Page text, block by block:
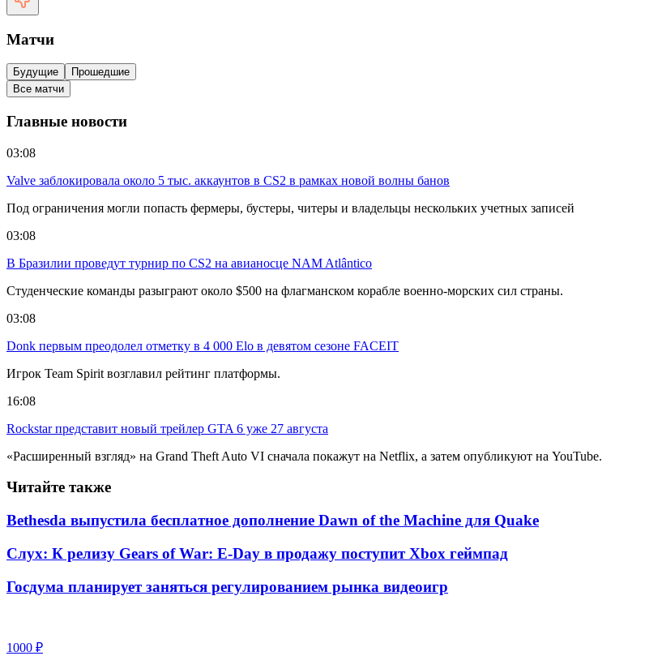
Матчи
Будущие
Прошедшие
Все матчи
Главные новости
03:08
Valve заблокировала около 5 тыс. аккаунтов в CS2 в рамках новой волны банов
Под ограничения могли попасть фермеры, бустеры, читеры и владельцы нескольких учетных записей
03:08
В Бразилии проведут турнир по CS2 на авианосце NAM Atlântico
Студенческие команды разыграют около $500 на флагманском корабле военно-морских сил страны.
03:08
Donk первым преодолел отметку в 4 000 Elo в девятом сезоне FACEIT
Игрок Team Spirit возглавил рейтинг платформы.
16:08
Rockstar представит новый трейлер GTA 6 уже 27 августа
«Расширенный взгляд» на Grand Theft Auto VI сначала покажут на Netflix, а затем опубликуют на YouTube.
Читайте также
Bethesda выпустила бесплатное дополнение Dawn of the Machine для Quake
Слух: К релизу Gears of War: E-Day в продажу поступит Xbox геймпад
Госдума планирует заняться регулированием рынка видеоигр
1000 ₽